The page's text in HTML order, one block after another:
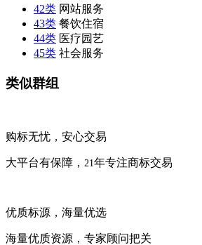
42类 网站服务
43类 餐饮住宿
44类 医疗园艺
45类 社会服务
类似群组
购标无忧，安心交易
大平台有保障， 21年专注商标交易
优质标源，海量优选
海量优质资源，专家顾问把关